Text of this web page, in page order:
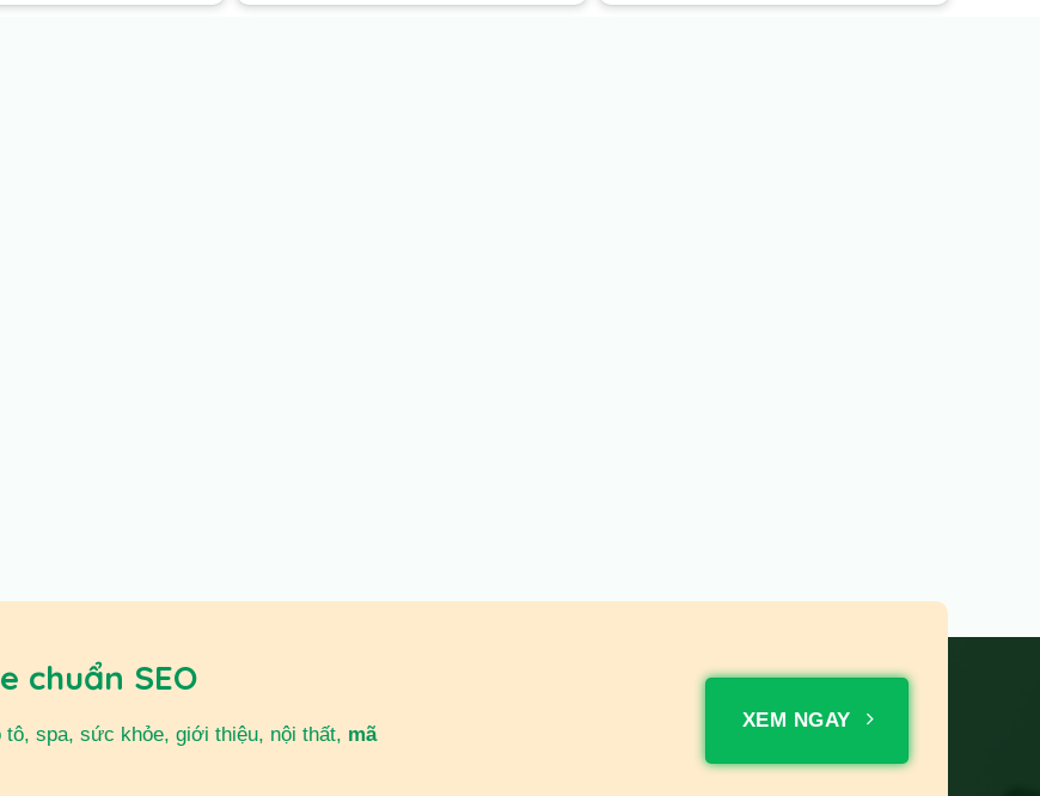
chuẩn SEO
spa, sức khỏe, giới thiệu, nội thất, mã
XEM NGAY